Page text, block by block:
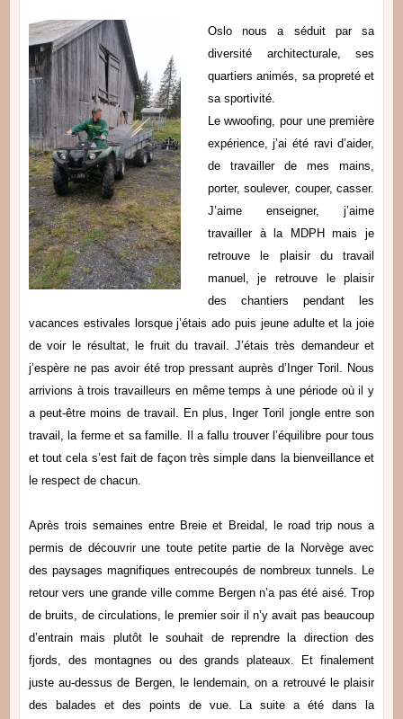
Oslo nous a séduit par sa
diversité architecturale, ses
quartiers animés, sa propreté et
sa sportivité.
Le wwoofing, pour une première
expérience, j’ai été ravi d’aider,
de travailler de mes mains,
porter, soulever, couper, casser.
J’aime enseigner, j’aime
travailler à la MDPH mais je
retrouve le plaisir du travail
manuel, je retrouve le plaisir
des chantiers pendant les
vacances estivales lorsque j’étais ado puis jeune adulte et la joie
de voir le résultat, le fruit du travail. J’étais très demandeur et
j’espère ne pas avoir été trop pressant auprès d’Inger Toril. Nous
arrivions à trois travailleurs en même temps à une période où il y
a peut-être moins de travail. En plus, Inger Toril jongle entre son
travail, la ferme et sa famille. Il a fallu trouver l’équilibre pour tous
et tout cela s’est fait de façon très simple dans la bienveillance et
le respect de chacun.
Après trois semaines entre Breie et Breidal, le road trip nous a
permis de découvrir une toute petite partie de la Norvège avec
des paysages magnifiques entrecoupés de nombreux tunnels. Le
retour vers une grande ville comme Bergen n’a pas été aisé. Trop
de bruits, de circulations, le premier soir il n’y avait pas beaucoup
d’entrain mais plutôt le souhait de reprendre la direction des
fjords, des montagnes ou des grands plateaux. Et finalement
juste au-dessus de Bergen, le lendemain, on a retrouvé le plaisir
des balades et des points de vue. La suite a été dans la